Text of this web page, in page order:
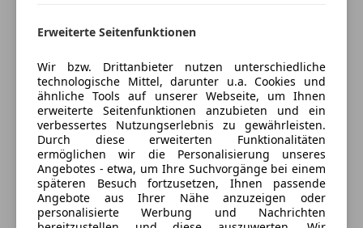
Induktionsladen für Smartphones
Soundsystem
Sicherheit
ABS
Abstandstempomat
Abstandswarner
Alarmanlage
Beifahrerairbag
ESP
ausschließlich Fahrzeuge welche meinem eigenen
hohen Premium Anspruch gerecht werden.
Sie suchen ein schönes Auto und einen Händler mit
Handschlagqualität dann sind Sie bei mir richtig.
6 Sitze
Anhängerkupplung (Kugelkopf schwenkbar)
Außenausstattung: Shadow-Line
Sternebewertung 5 von 5
5Sterne
(96% Weiterempfehlungen)
Anbieter auf AutoScout24 seit 2023
Raiffeisengasse 31,
2213 Bockfließ, AT
Kontakt
Markus Pokorny
Erweiterte Seitenfunktionen
Wir bzw. Drittanbieter nutzen unterschiedliche
technologische Mittel, darunter u.a. Cookies und
ähnliche Tools auf unserer Webseite, um Ihnen
erweiterte Seitenfunktionen anzubieten und ein
verbessertes Nutzungserlebnis zu gewährleisten.
Durch diese erweiterten Funktionalitäten
ermöglichen wir die Personalisierung unseres
Angebotes - etwa, um Ihre Suchvorgänge bei einem
späteren Besuch fortzusetzen, Ihnen passende
Angebote aus Ihrer Nähe anzuzeigen oder
personalisierte Werbung und Nachrichten